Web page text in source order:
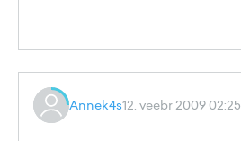
Annek4s12. veebr 2009 02:25